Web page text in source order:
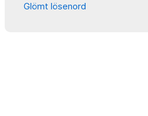
Glömt lösenord